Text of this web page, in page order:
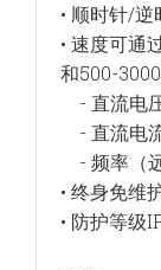
• 顺时针/逆
• 速度可通
和500-
- 直流电
- 直流电
- 频率（
• 终身免维
• 防护等级